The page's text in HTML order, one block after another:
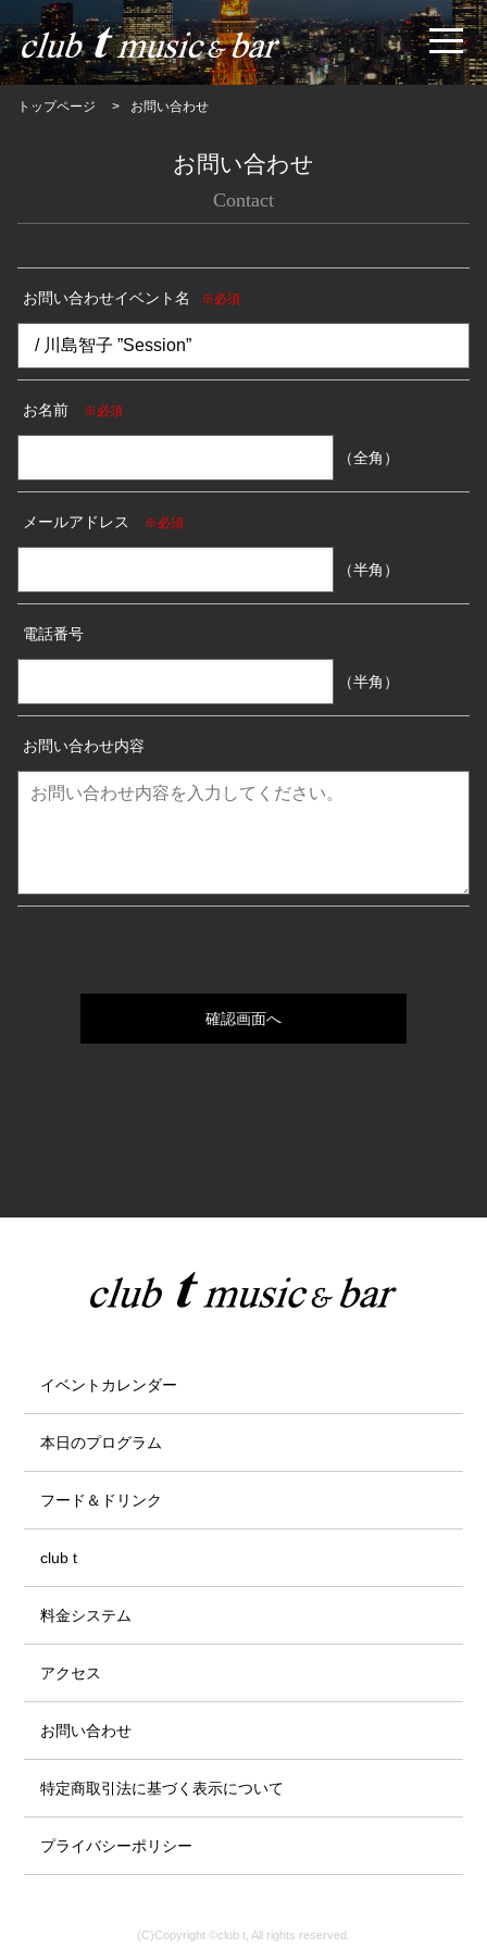
トップページ お問い合わせ
お問い合わせ
Contact
お問い合わせイベント名 ※必須
お名前 ※必須
（全角）
メールアドレス ※必須
（半角）
電話番号
（半角）
お問い合わせ内容
イベントカレンダー
本日のプログラム
フード＆ドリンク
club t
料金システム
アクセス
お問い合わせ
特定商取引法に基づく表示について
プライバシーポリシー
(C)Copyright ©club t, All rights reserved.